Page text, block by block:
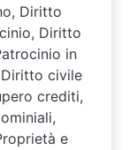
Diritto
Diritto
in
civile
crediti,
e